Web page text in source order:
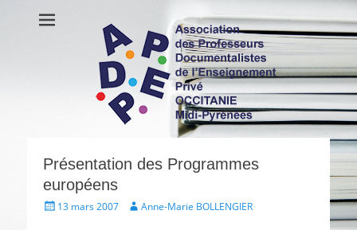
APDEP Occitanie
Midi-Pyrénées
Association des Professeurs Documentalistes de l'Enseignement
Privé OCCITANIE Midi-Pyrénnees Association Actualités Vie de
l’association Ressources
Présentation des Programmes
européens
Écrit13 mars 2007 Auteur
Anne-Marie BOLLENGIER